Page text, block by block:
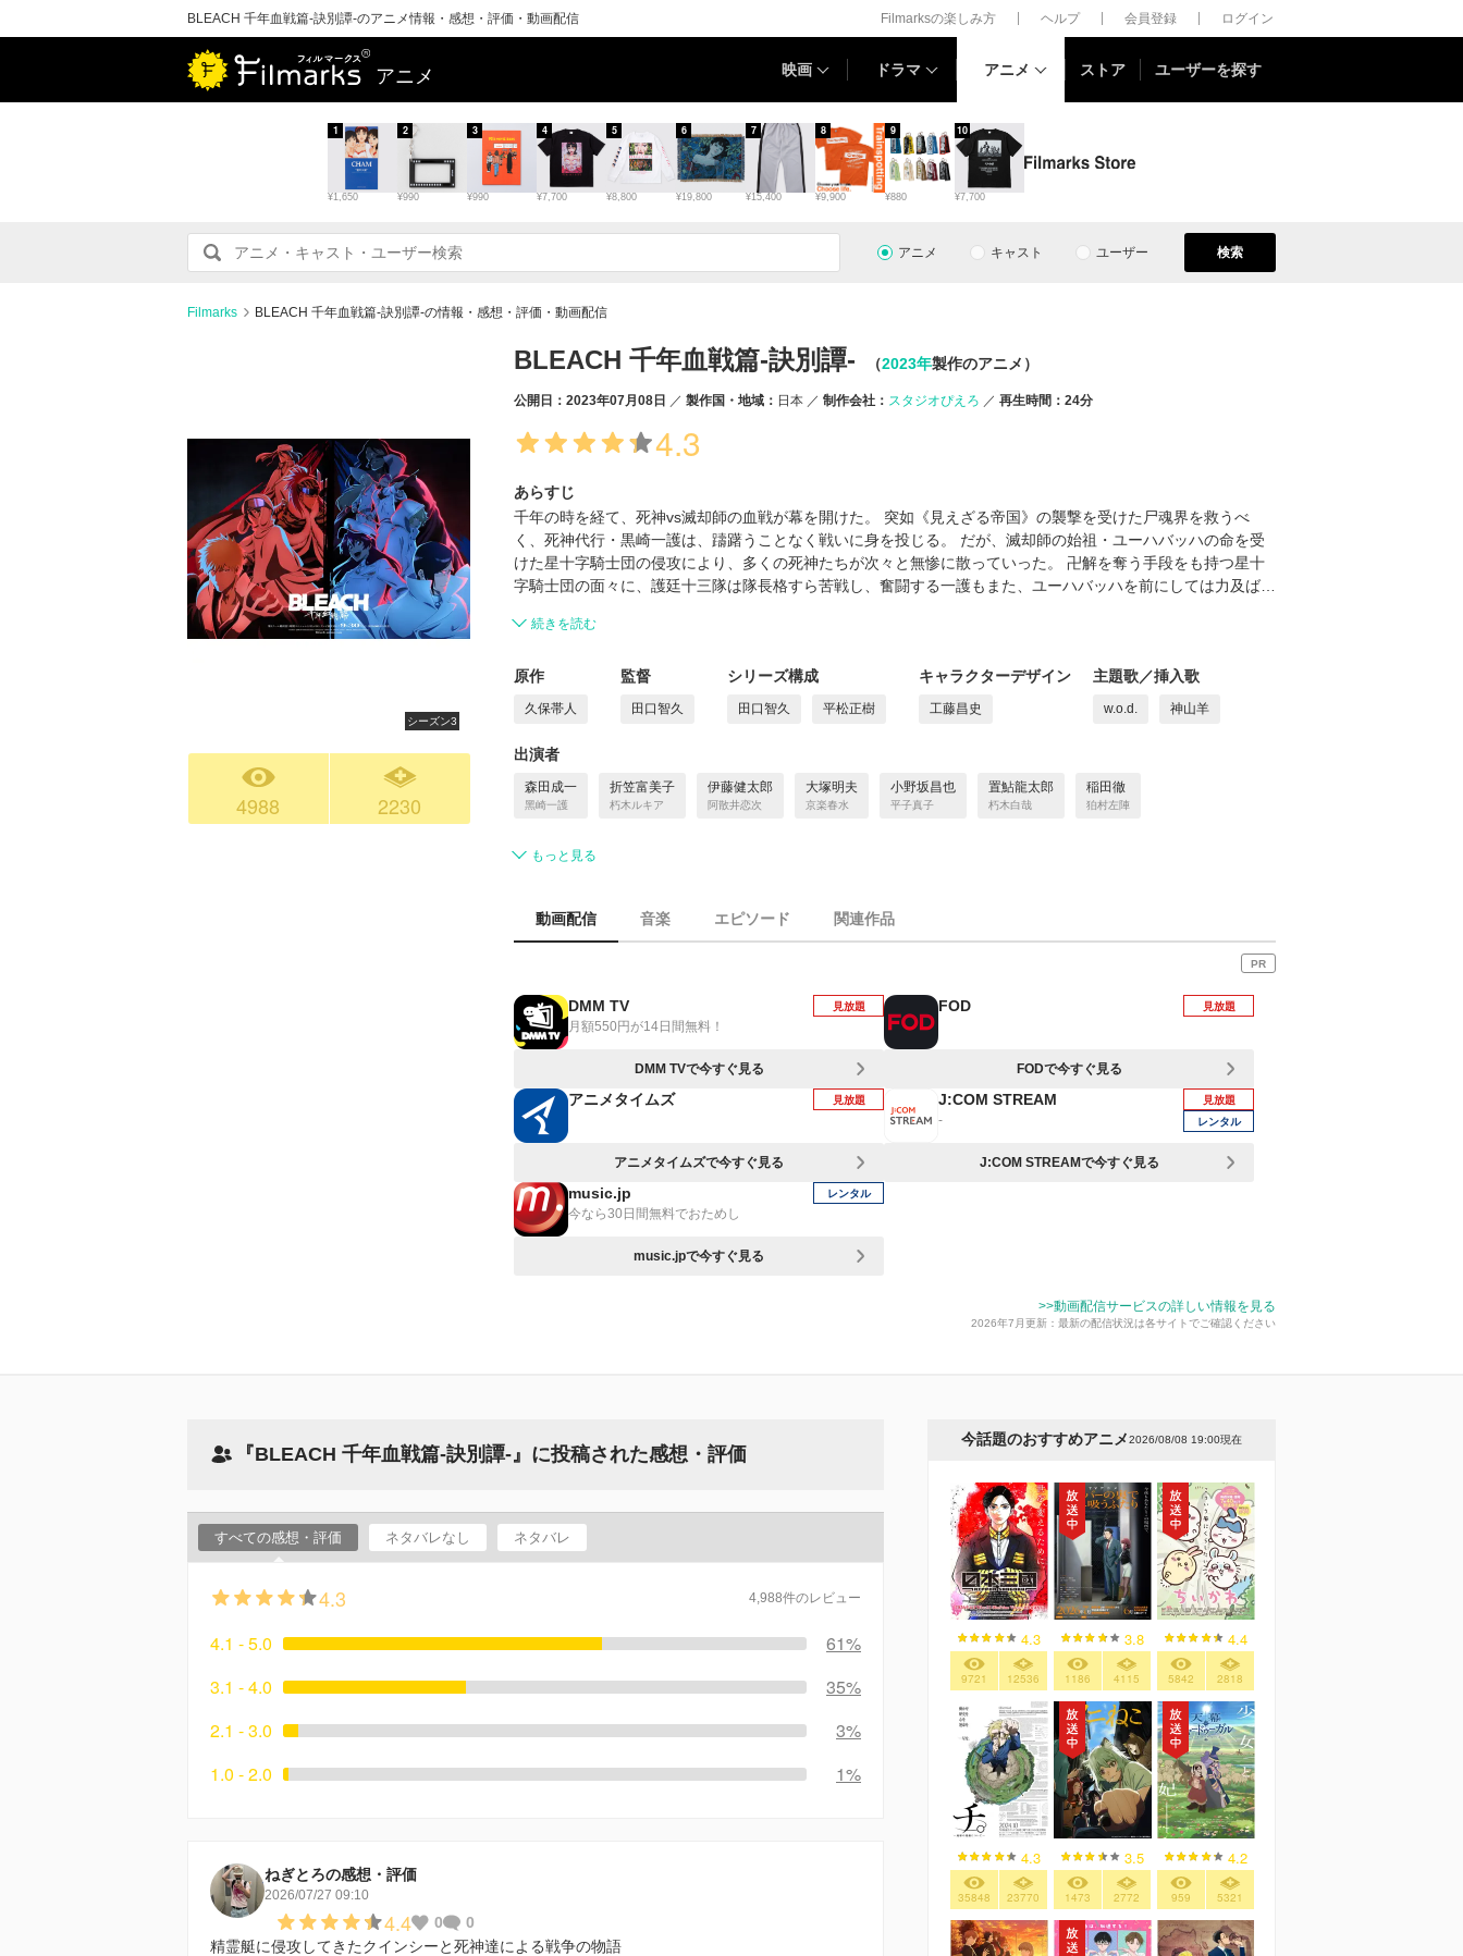
BLEACH 千年血戦篇-訣別譚-のアニメ情報・感想・評価・動画配信 Filmarksの楽しみ方 ヘルプ 会員登録 ログイン
アニメ 映画 ドラマ アニメ ストア ユーザーを探す
¥1,650
1
¥990
2
¥990
3
¥7,700
4
¥8,800
5
¥19,800
6
¥15,400
7
¥9,900
8
¥880
9
¥7,700
10
アニメ キャスト ユーザー 検索
Filmarks BLEACH 千年血戦篇-訣別譚-の情報・感想・評価・動画配信
シーズン3
4988 2230
BLEACH 千年血戦篇-訣別譚- （2023年製作のアニメ）
公開日：2023年07月08日 製作国・地域： 日本 制作会社： スタジオぴえろ 再生時間：24分
4.3
あらすじ
千年の時を経て、死神vs滅却師の血戦が幕を開けた。 突如《見えざる帝国》の襲撃を受けた尸魂界を救うべ
く、死神代行・黒崎一護は、躊躇うことなく戦いに身を投じる。 だが、滅却師の始祖・ユーハバッハの命を受
けた星十字騎士団の侵攻により、多くの死神たちが次々と無惨に散っていった。 卍解を奪う手段をも持つ星十
字騎士団の面々に、護廷十三隊は隊長格すら苦戦し、奮闘する一護もまた、ユーハバッハを前にしては力及ば…
続きを読む
原作
久保帯人
監督
田口智久
シリーズ構成
田口智久 平松正樹
キャラクターデザイン
工藤昌史
主題歌／挿入歌
w.o.d. 神山羊
出演者
森田成一
⿊崎⼀護
折笠富美子
朽⽊ルキア
伊藤健太郎
阿散井恋次
大塚明夫
京楽春⽔
小野坂昌也
平⼦真⼦
置鮎龍太郎
朽⽊⽩哉
稲田徹
狛村左陣
もっと見る
動画配信 音楽 エピソード 関連作品
PR
DMM TV
月額550円が14日間無料！
見放題
DMM TVで今すぐ見る
FOD 見放題
FODで今すぐ見る
アニメタイムズ 見放題
アニメタイムズで今すぐ見る
J:COM STREAM
-
見放題
レンタル
J:COM STREAMで今すぐ見る
music.jp
今なら30日間無料でおためし
レンタル
music.jpで今すぐ見る
>>動画配信サービスの詳しい情報を見る
2026年7月更新：最新の配信状況は各サイトでご確認ください
『BLEACH 千年血戦篇-訣別譚-』に投稿された感想・評価
すべての感想・評価 ネタバレなし ネタバレ
4.3 4,988件のレビュー
4.1 - 5.0
61%
3.1 - 4.0
35%
2.1 - 3.0
3%
1.0 - 2.0
1%
ねぎとろの感想・評価
2026/07/27 09:10
4.4 0
0
精霊艇に侵攻してきたクインシーと死神達による戦争の物語
今話題のおすすめアニメ2026/08/08 19:00現在
4.3
9721 12536
3.8
1186 4115
4.4
5842 2818
4.3
35848 23770
3.5
1473 2772
4.2
959 5321